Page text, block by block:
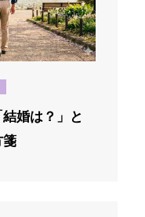
結婚は？」と
箋